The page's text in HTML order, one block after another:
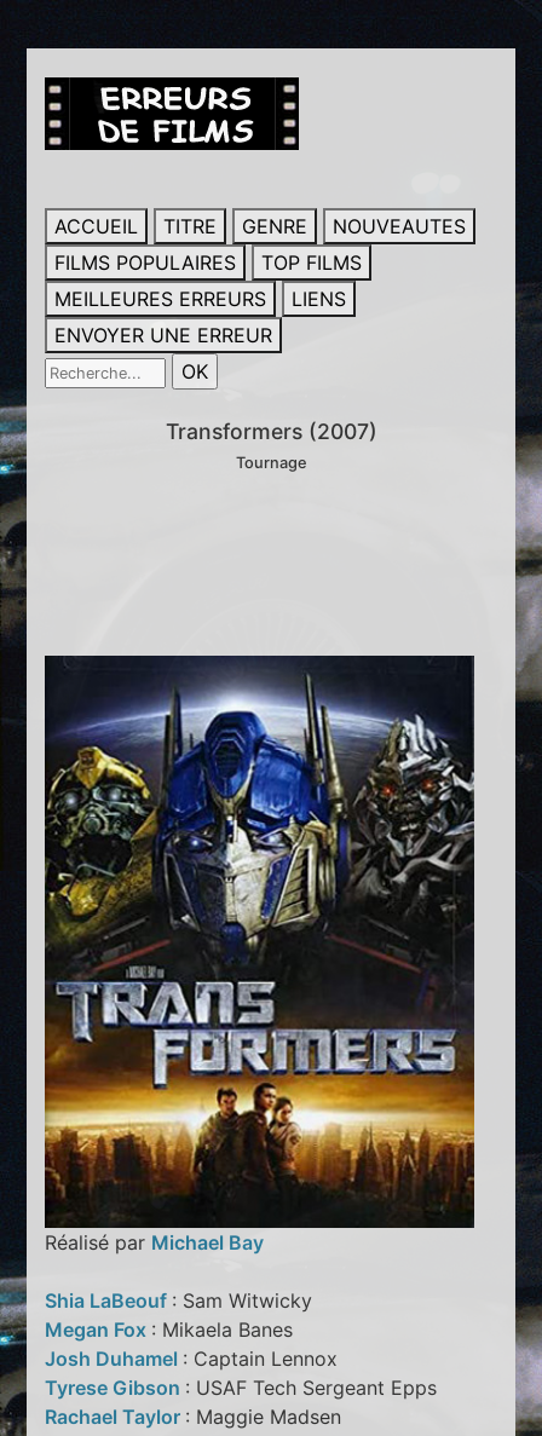
ACCUEIL TITRE GENRE
NOUVEAUTES
FILMS POPULAIRES
TOP FILMS
MEILLEURES ERREURS
LIENS
ENVOYER UNE ERREUR
Transformers (2007)
Tournage
Réalisé par Michael Bay
Shia LaBeouf : Sam Witwicky
Megan Fox : Mikaela Banes
Josh Duhamel : Captain Lennox
Tyrese Gibson : USAF Tech Sergeant Epps
Rachael Taylor : Maggie Madsen